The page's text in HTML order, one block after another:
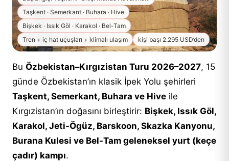
Taşkent · Semerkant · Buhara · Hive
Bişkek · Issık Göl · Karakol · Bel-Tam
Tren + iç hat uçuşları + klimalı ulaşım
kişi başı 2.295 USD’den
Bu Özbekistan–Kırgızistan Turu 2026–2027, 15
günde Özbekistan’ın klasik İpek Yolu şehirleri
Taşkent, Semerkant, Buhara ve Hive ile
Kırgızistan’ın doğasını birleştirir: Bişkek, Issık Göl,
Karakol, Jeti-Ögüz, Barskoon, Skazka Kanyonu,
Burana Kulesi ve Bel-Tam geleneksel yurt (keçe
çadır) kampı.